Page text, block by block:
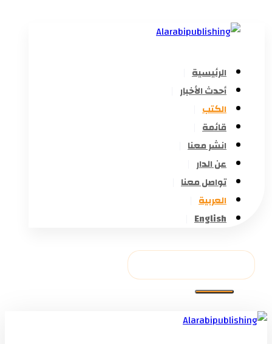
الرئيسية
أحدث الأخبار
الكتب
قائمة
انشر معنا
عن الدار
تواصل معنا
العربية
English